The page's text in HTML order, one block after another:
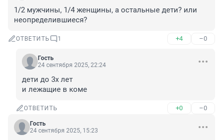
1/2 мужчины, 1/4 женщины, а остальные дети? или
неопределившиеся?
ОТВЕТИТЬ 1 +4 –0
Гость
24 сентября 2025, 22:24
дети до 3х лет
и лежащие в коме
ОТВЕТИТЬ +0 –0
Гость
24 сентября 2025, 15:23